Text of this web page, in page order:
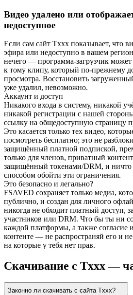
Видео удалено или
недоступное
Если сам сайт Txxx показывает, что
эфира или недоступно в вашем
нечего — программа-загрузчик может
к тому клипу, который по-прежнему
просмотра. Восстановить
уже удалил, невозможно.
Аккаунт и доступ
Никакого входа в систему, никакой
никакой регистрации с нашей
ссылку на общедоступную страницу
Это касается только тех видео,
посмотреть бесплатно; это не
защищённый платной подпиской,
только для членов, приватный
защищённый токенами/DRM, и ничто
способом обойти эти ограничения.
Это безопасно и легально?
FSAVED сохраняет только медиа,
публично, и создан для личного
никогда не обходит платный доступ,
участников или DRM. Что бы ты ни
каждой платформы, а также согласие
контенте — не распространяй его и
на которые у тебя нет прав.
Скачивание с Txxx —
Законно ли скачивать с сайта Txxx?